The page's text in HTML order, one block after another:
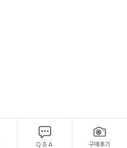
Q & A 구매후기